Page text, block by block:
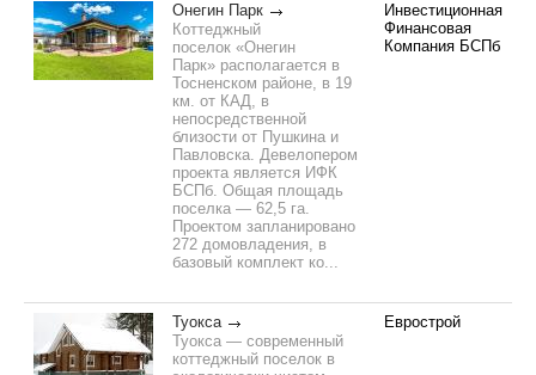
Онегин Парк
Коттеджный
поселок «Онегин
Парк» располагается в
Тосненском районе, в 19
км. от КАД, в
непосредственной
близости от Пушкина и
Павловска. Девелопером
проекта является ИФК
БСПб. Общая площадь
поселка — 62,5 га.
Проектом запланировано
272 домовладения, в
базовый комплект ко...
Инвестиционная
Финансовая
Компания БСПб
Туокса
Туокса — современный
коттеджный поселок в
Еврострой